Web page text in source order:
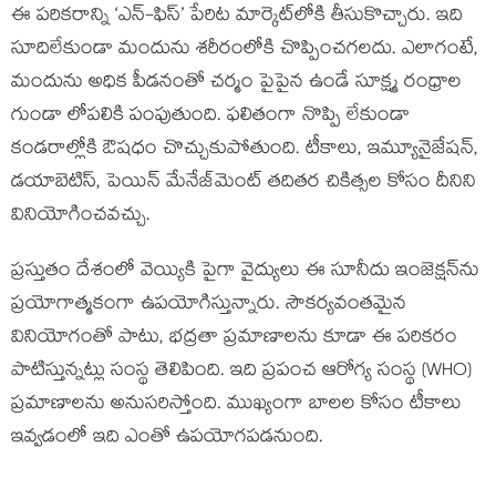
ఈ పరికరాన్ని ‘ఎన్-ఫిస్’ పేరిట మార్కెట్‌లోకి తీసుకొచ్చారు. ఇది
సూదిలేకుండా మందును శరీరంలోకి చొప్పించగలదు. ఎలాగంటే,
మందును అధిక పీడనంతో చర్మం పైపైన ఉండే సూక్ష్మ రంధ్రాల
గుండా లోపలికి పంపుతుంది. ఫలితంగా నొప్పి లేకుండా
కండరాల్లోకి ఔషధం చొచ్చుకుపోతుంది. టీకాలు, ఇమ్యూనైజేషన్,
డయాబెటిస్, పెయిన్ మేనేజ్‌మెంట్ తదితర చికిత్సల కోసం దీనిని
వినియోగించవచ్చు.
ప్రస్తుతం దేశంలో వెయ్యికి పైగా వైద్యులు ఈ సూనీదు ఇంజెక్షన్‌ను
ప్రయోగాత్మకంగా ఉపయోగిస్తున్నారు. సౌకర్యవంతమైన
వినియోగంతో పాటు, భద్రతా ప్రమాణాలను కూడా ఈ పరికరం
పాటిస్తున్నట్లు సంస్థ తెలిపింది. ఇది ప్రపంచ ఆరోగ్య సంస్థ (WHO)
ప్రమాణాలను అనుసరిస్తోంది. ముఖ్యంగా బాలల కోసం టీకాలు
ఇవ్వడంలో ఇది ఎంతో ఉపయోగపడనుంది.